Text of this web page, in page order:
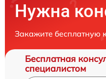
Нужна
Закажите бесплатную
Бесплатная
специалистом